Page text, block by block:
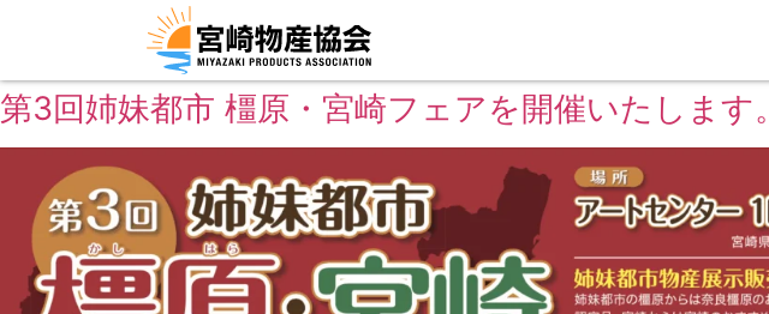
第3回姉妹都市 橿原・宮崎フェアを開催いたします。